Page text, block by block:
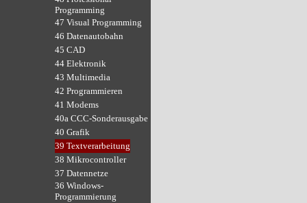
Programming
47 Visual Programming
46 Datenautobahn
45 CAD
44 Elektronik
43 Multimedia
42 Programmieren
41 Modems
40a CCC-Sonderausgabe
40 Grafik
39 Textverarbeitung
38 Mikrocontroller
37 Datennetze
36 Windows-
Programmierung